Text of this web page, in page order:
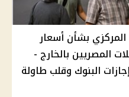
المركزي بشأن أسعار
المصريين بالخارج -
البنوك وقلب طاولة